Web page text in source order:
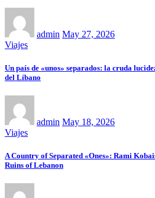
admin May 27, 2026
Viajes
Un país de «unos» separados: la cruda
del Líbano
admin May 18, 2026
Viajes
A Country of Separated «Ones»: Rami
Ruins of Lebanon